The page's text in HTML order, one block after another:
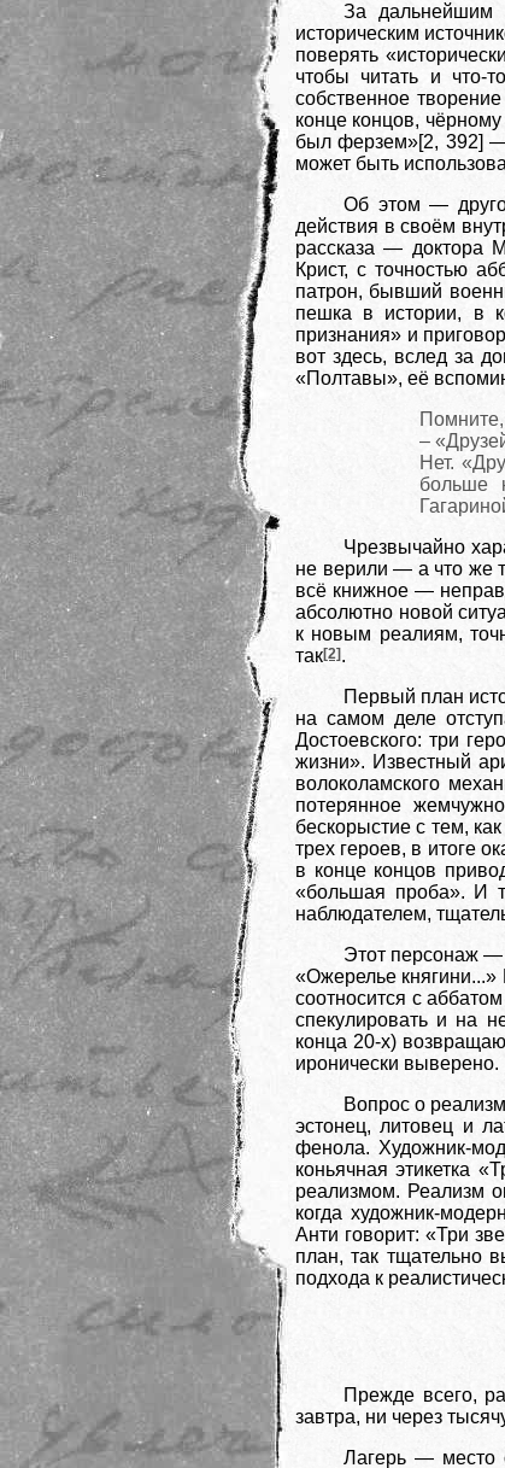
За дальнейшим
историческим
поверять
чтобы читать и что-
собственное
конце концов,
был ферзем»[2, 392] —
может быть
Об этом —
действия в своём
рассказа — доктора
Крист, с точностью
патрон, бывший
пешка в истории, в
признания» и
вот здесь, вслед за
«Полтавы», её
–
Нет.
больше
Чрезвычайно
не верили — а что же
всё книжное —
абсолютно новой
к новым реалиям,
так[2] .
Первый план
на самом деле
Достоевского: три
жизни». Известный
волоколамского
потерянное
бескорыстие с тем,
трех героев, в итоге
в конце концов
«большая проба». И
наблюдателем,
Этот персонаж —
«Ожерелье
соотносится с
спекулировать и на
конца 20-х)
иронически выверено.
Вопрос о
эстонец, литовец и
фенола. Художник-
коньячная этикетка
реализмом. Реализм
когда художник-
Анти говорит: «Три
план, так тщательно
подхода к
Прежде всего,
завтра, ни через
Лагерь — место